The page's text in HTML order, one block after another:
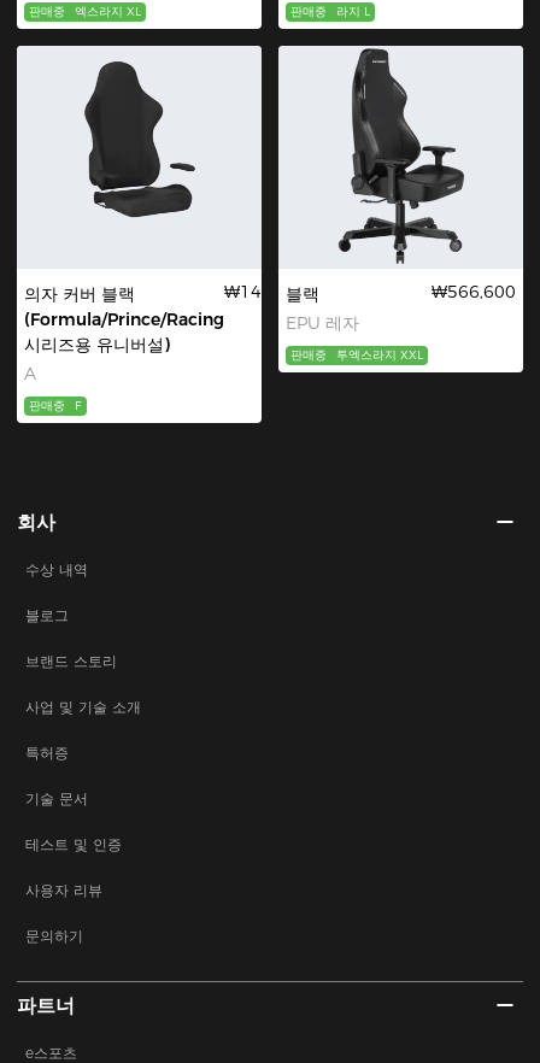
판매중 엑스라지 XL 판매중 라지 L
의자 커버 블랙
(Formula/Prince/Racing
시리즈용 유니버설)
A
₩14,100
판매중 F
블랙
EPU 레자
₩566,600
판매중 투엑스라지 XXL
회사
수상 내역
블로그
브랜드 스토리
사업 및 기술 소개
특허증
기술 문서
테스트 및 인증
사용자 리뷰
문의하기
파트너
e스포츠